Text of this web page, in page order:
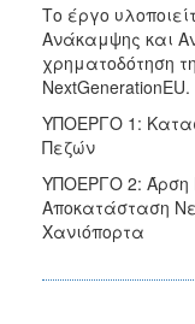
Υποδομές
Μεταφορών,
Περιβάλλον
και
Αειφόρος
Ανάπτυξη
ΕΣΠΑ
2014-
2020
Αγροτική
Το έργο
Ανάκαμψης και
χρηματοδότηση
NextGenerationEU.
ΥΠΟΕΡΓΟ 1:
Πεζών
ΥΠΟΕΡΓΟ 2: Άρση
Αποκατάσταση
Χανιόπορτα